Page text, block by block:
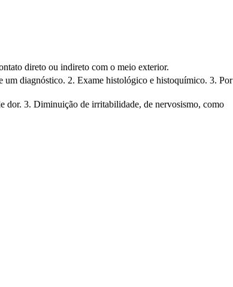
direto ou indireto com o meio exterior.
um diagnóstico. 2. Exame histológico e histoquímico. 3. Por
dor. 3. Diminuição de irritabilidade, de nervosismo, como